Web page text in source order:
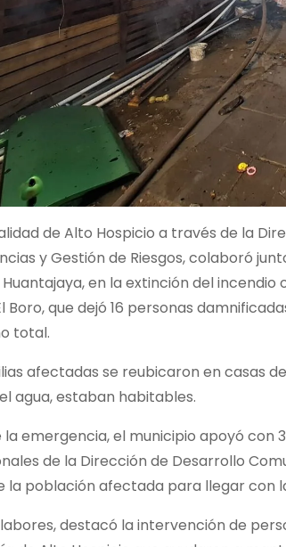
de Alto Hospicio a través de la
y Gestión de Riesgos, colaboró
Huantajaya, en la extinción del
Boro, que dejó 16 personas
total.
afectadas se reubicaron en casas
agua, estaban habitables.
emergencia, el municipio apoyó con
de la Dirección de Desarrollo
la población afectada para llegar con
labores, destacó la intervención de